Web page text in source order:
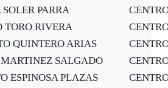
PARRA
TORO RIVERA
QUINTERO ARIAS
SALGADO
ESPINOSA PLAZAS